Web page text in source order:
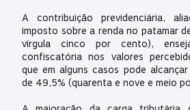
A contribuição previdenciária,
imposto sobre a renda no patamar
vírgula cinco por cento),
confiscatória nos valores
que em alguns casos pode
de 49,5% (quarenta e nove e meio